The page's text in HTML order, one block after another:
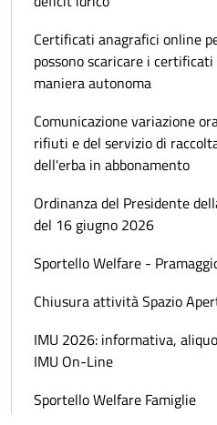
Certificati anagrafici online
possono scaricare i
maniera autonoma
Comunicazione variazione
rifiuti e del servizio di
dell'erba in abbonamento
Ordinanza del Presidente
del 16 giugno 2026
Sportello Welfare -
Chiusura attività Spazio
IMU 2026: informativa,
IMU On-Line
Sportello Welfare Famiglie